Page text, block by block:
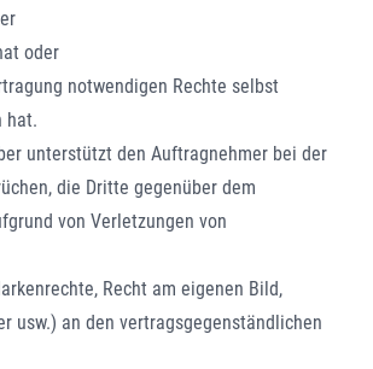
oder
notwendigen Rechte selbst
hat.
unterstützt den Auftragnehmer bei der
die Dritte gegenüber dem
von Verletzungen von
Recht am eigenen Bild,
usw.) an den vertragsgegenständlichen